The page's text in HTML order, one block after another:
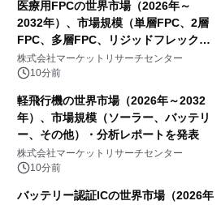
医療用FPCの世界市場（2026年～
2032年）、市場規模（単層FPC、2層
FPC、多層FPC、リジッドフレックス
PCB）・分析レポートを発表
株式会社マーケットリサーチセンター
10分前
軽飛行機の世界市場（2026年～2032
年）、市場規模（ソーラー、バッテリ
ー、その他）・分析レポートを発表
株式会社マーケットリサーチセンター
10分前
バッテリー認証ICの世界市場（2026年